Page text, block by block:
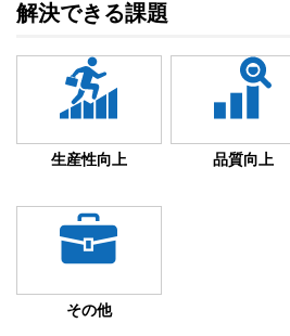
解決できる課題
生産性向上 品質向上
その他